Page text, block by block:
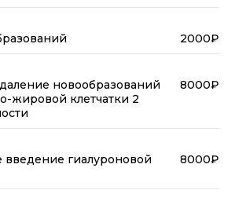
2000₽
новообразований
жировой клетчатки 2
8000₽
введение гиалуроновой
8000₽